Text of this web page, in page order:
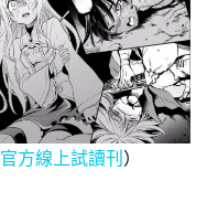
官方線上試讀刊 ）